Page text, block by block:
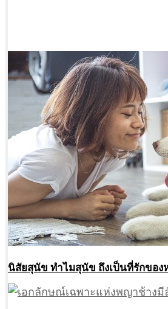
นิสัยสุนัข ทำไมสุนัข ถึงเป็นที่รักขอ